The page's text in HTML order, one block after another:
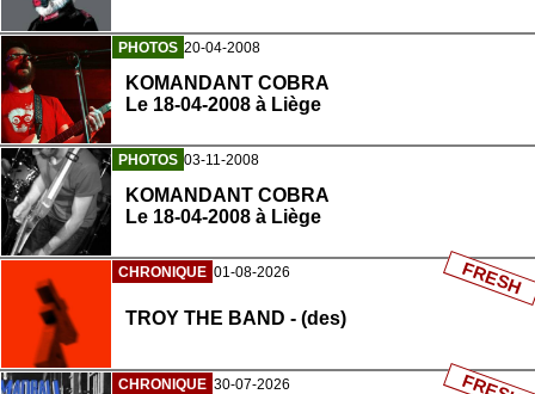
PHOTOS 20-04-2008
KOMANDANT COBRA
Le 18-04-2008 à Liège
PHOTOS 03-11-2008
KOMANDANT COBRA
Le 18-04-2008 à Liège
CHRONIQUE 01-08-2026
TROY THE BAND - (des)
FRESH
CHRONIQUE 30-07-2026